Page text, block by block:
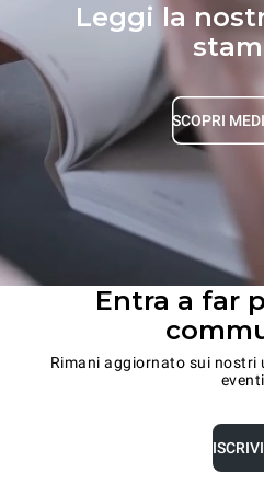
Leggi la
SCOPRI
Entra a far
Rimani aggiornato sui nostri